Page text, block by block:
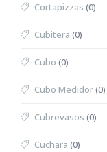
Cortapizzas (0)
Cubitera (0)
Cubo (0)
Cubo Medidor(0)
Cubrevasos (0)
Cuchara (0)